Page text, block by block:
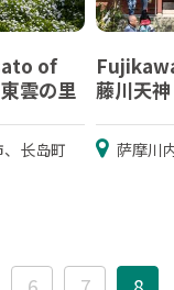
of
雲の里
长岛町
藤川天神
萨摩川